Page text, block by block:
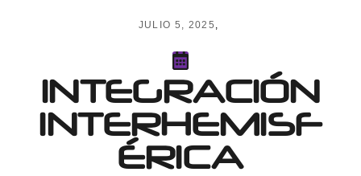
JULIO 5, 2025
INTEGRACIÓN
INTERHEMISF
ÉRICA